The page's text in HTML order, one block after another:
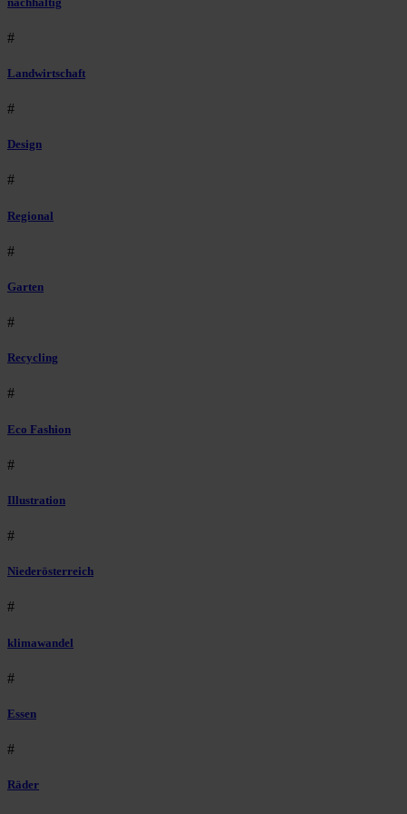
#
Landwirtschaft
#
Design
#
Regional
#
Garten
#
Recycling
#
Eco Fashion
#
Illustration
#
Niederösterreich
#
klimawandel
#
Essen
#
Räder